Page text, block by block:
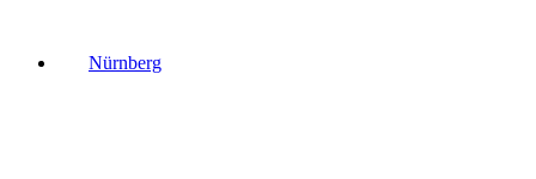
Nürnberg